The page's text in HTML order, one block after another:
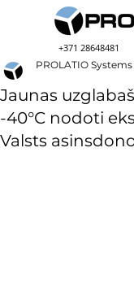
+371 28648481
Jaunas
-40°C nodoti
Valsts
PROLATIO Systems